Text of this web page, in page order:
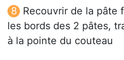
Recouvrir de la pâte
les bords des 2 pâtes,
à la pointe du couteau